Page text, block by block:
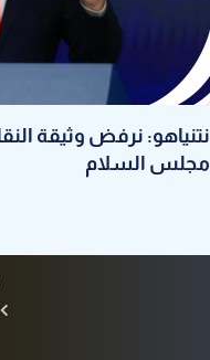
مجلس السلام